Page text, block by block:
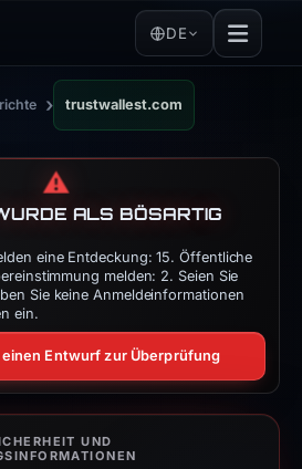
DE
› trustwallest.com
⚠️
ALS BÖSARTIG
eine Entdeckung: 15. Öffentliche
melden: 2. Seien Sie
Sie keine Anmeldeinformationen
ein.
einen Entwurf zur Überprüfung
UND